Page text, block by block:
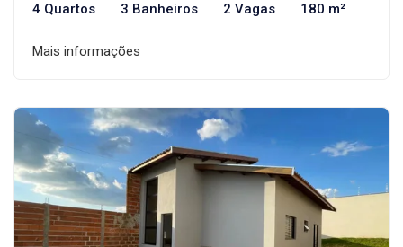
4 Quartos 3 Banheiros 2 Vagas 180 m²
Mais informações